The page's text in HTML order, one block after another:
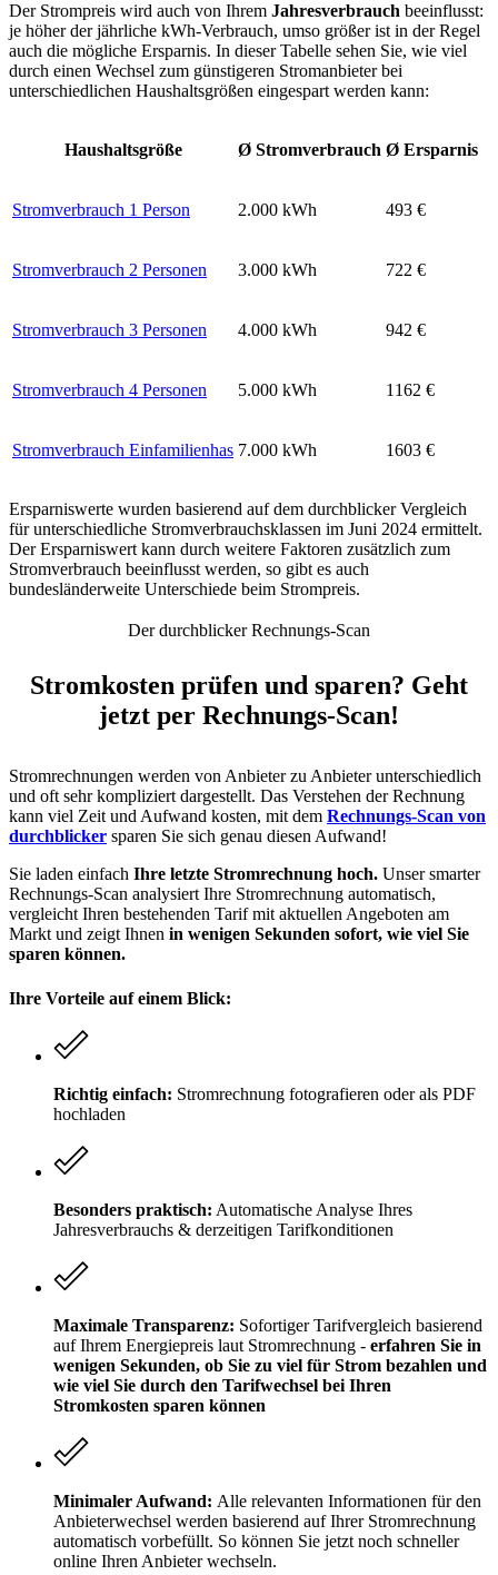
Der Strompreis wird auch von Ihrem Jahresverbrauch beeinflusst:
je höher der jährliche kWh-Verbrauch, umso größer ist in der Regel
auch die mögliche Ersparnis. In dieser Tabelle sehen Sie, wie viel
durch einen Wechsel zum günstigeren Stromanbieter bei
unterschiedlichen Haushaltsgrößen eingespart werden kann:
Haushaltsgröße Ø Stromverbrauch Ø Ersparnis
Stromverbrauch 1 Person 2.000 kWh 493 €
Stromverbrauch 2 Personen 3.000 kWh 722 €
Stromverbrauch 3 Personen 4.000 kWh 942 €
Stromverbrauch 4 Personen 5.000 kWh 1162 €
Stromverbrauch Einfamilienhas 7.000 kWh 1603 €
Ersparniswerte wurden basierend auf dem durchblicker Vergleich
für unterschiedliche Stromverbrauchsklassen im Juni 2024 ermittelt.
Der Ersparniswert kann durch weitere Faktoren zusätzlich zum
Stromverbrauch beeinflusst werden, so gibt es auch
bundesländerweite Unterschiede beim Strompreis.
Der durchblicker Rechnungs-Scan
Stromkosten prüfen und sparen? Geht
jetzt per Rechnungs-Scan!
Stromrechnungen werden von Anbieter zu Anbieter unterschiedlich
und oft sehr kompliziert dargestellt. Das Verstehen der Rechnung
kann viel Zeit und Aufwand kosten, mit dem Rechnungs-Scan von
durchblicker sparen Sie sich genau diesen Aufwand!
Sie laden einfach Ihre letzte Stromrechnung hoch. Unser smarter
Rechnungs-Scan analysiert Ihre Stromrechnung automatisch,
vergleicht Ihren bestehenden Tarif mit aktuellen Angeboten am
Markt und zeigt Ihnen in wenigen Sekunden sofort, wie viel Sie
sparen können.
Ihre Vorteile auf einem Blick:
Richtig einfach: Stromrechnung fotografieren oder als PDF
hochladen
Besonders praktisch: Automatische Analyse Ihres
Jahresverbrauchs & derzeitigen Tarifkonditionen
Maximale Transparenz: Sofortiger Tarifvergleich basierend
auf Ihrem Energiepreis laut Stromrechnung - erfahren Sie in
wenigen Sekunden, ob Sie zu viel für Strom bezahlen und
wie viel Sie durch den Tarifwechsel bei Ihren
Stromkosten sparen können
Minimaler Aufwand: Alle relevanten Informationen für den
Anbieterwechsel werden basierend auf Ihrer Stromrechnung
automatisch vorbefüllt. So können Sie jetzt noch schneller
online Ihren Anbieter wechseln.